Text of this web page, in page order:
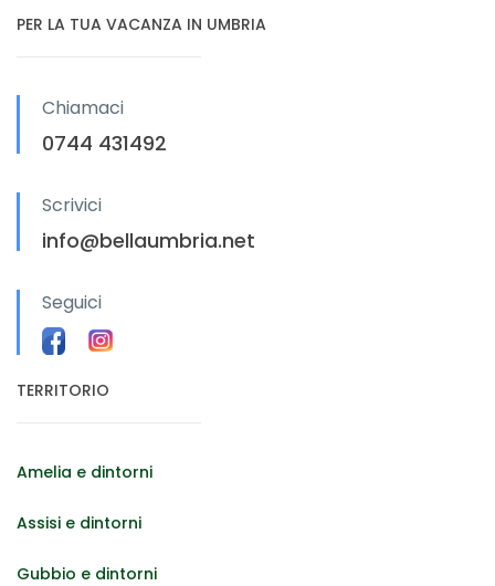
PER LA TUA VACANZA IN UMBRIA
Chiamaci
0744 431492
Scrivici
info@bellaumbria.net
Seguici
TERRITORIO
Amelia e dintorni
Assisi e dintorni
Gubbio e dintorni